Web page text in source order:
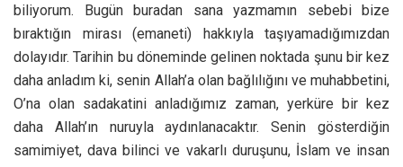
biliyorum. Bugün buradan sana yazmamın sebebi bize
bıraktığın mirası (emaneti) hakkıyla taşıyamadığımızdan
dolayıdır. Tarihin bu döneminde gelinen noktada şunu bir kez
daha anladım ki, senin Allah’a olan bağlılığını ve muhabbetini,
O’na olan sadakatini anladığımız zaman, yerküre bir kez
daha Allah’ın nuruyla aydınlanacaktır. Senin gösterdiğin
samimiyet, dava bilinci ve vakarlı duruşunu, İslam ve insan